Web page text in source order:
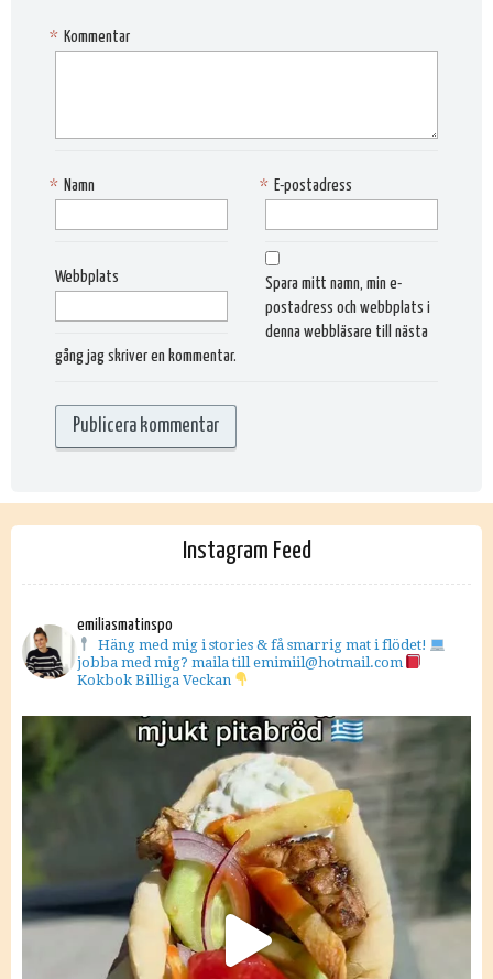
Kommentar
*
Namn
* E-postadress
*
Webbplats
Spara mitt namn, min e-
postadress och webbplats i
denna webbläsare till nästa
gång jag skriver en kommentar.
Instagram Feed
emiliasmatinspo
Häng med mig i stories & få smarrig mat i flödet!
jobba med mig? maila till emimiil@hotmail.com
Kokbok Billiga Veckan